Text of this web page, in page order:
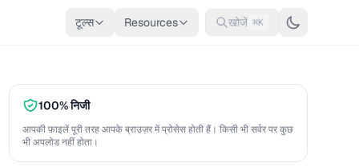
टूल्स Resources खोजें ⌘K
100% निजी
आपकी फ़ाइलें पूरी तरह आपके ब्राउज़र में प्रोसेस होती हैं। किसी भी सर्वर पर कुछ
भी अपलोड नहीं होता।